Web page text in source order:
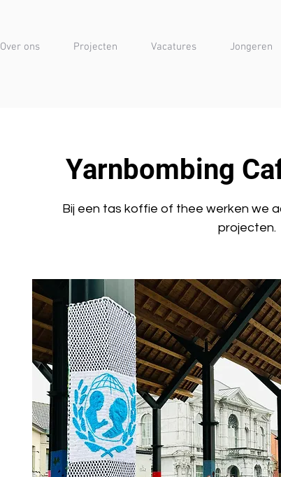
Over ons Projecten Vacatures Jongeren
Yarnbombing
Bij een tas koffie of thee werken we
projecten.